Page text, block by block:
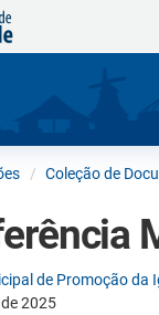
Coleção de
de Promoção da
2025